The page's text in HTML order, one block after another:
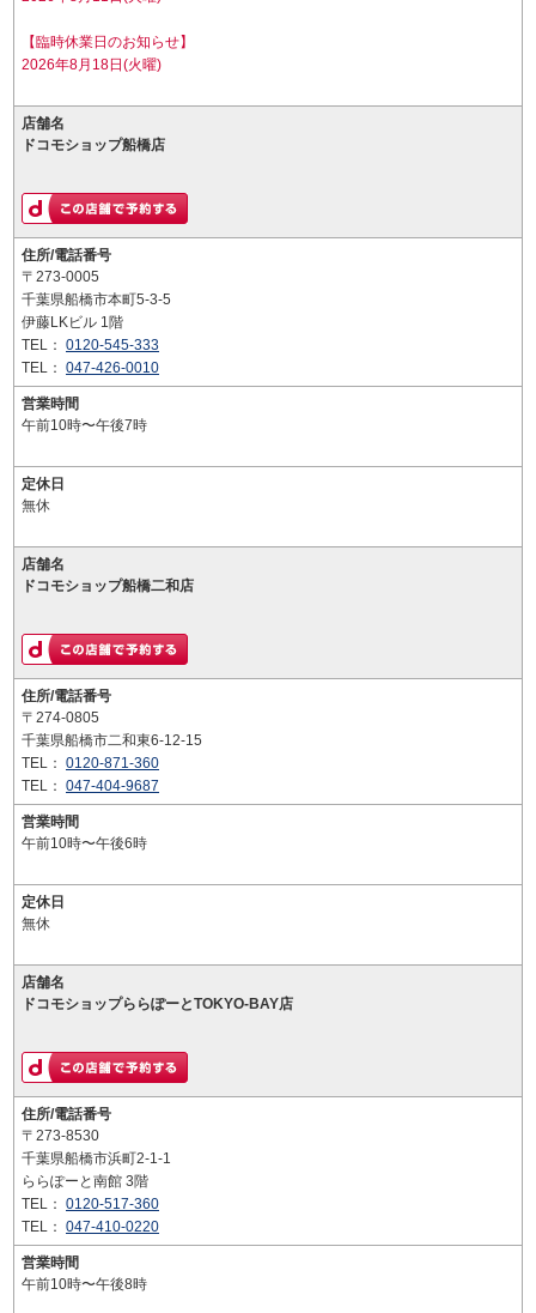
【臨時休業日のお知らせ】
2026年8月18日(火曜)
店舗名
ドコモショップ船橋店
住所/電話番号
〒273-0005
千葉県船橋市本町5-3-5
伊藤LKビル 1階
TEL： 0120-545-333
TEL： 047-426-0010
営業時間
午前10時〜午後7時
定休日
無休
店舗名
ドコモショップ船橋二和店
住所/電話番号
〒274-0805
千葉県船橋市二和東6-12-15
TEL： 0120-871-360
TEL： 047-404-9687
営業時間
午前10時〜午後6時
定休日
無休
店舗名
ドコモショップららぽーとTOKYO-BAY店
住所/電話番号
〒273-8530
千葉県船橋市浜町2-1-1
ららぽーと南館 3階
TEL： 0120-517-360
TEL： 047-410-0220
営業時間
午前10時〜午後8時